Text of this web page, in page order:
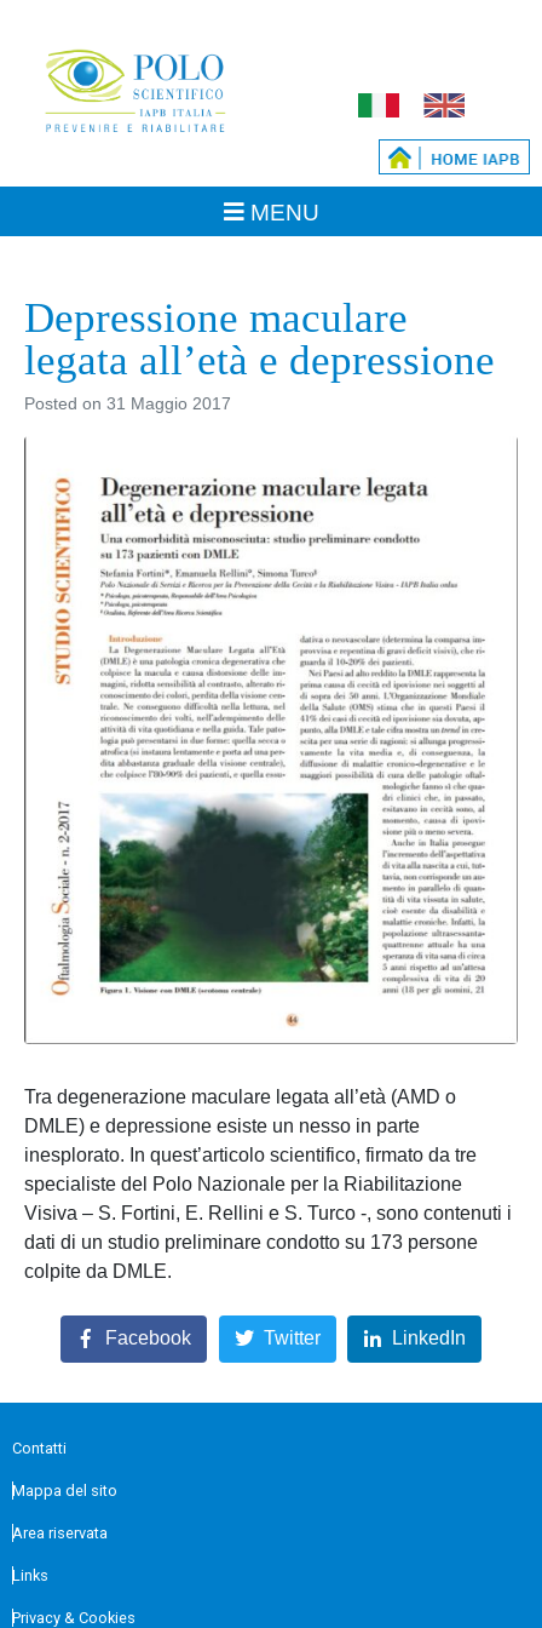
Depressione maculare
legata all’età e depressione
Posted on 31 Maggio 2017
Tra degenerazione maculare legata all’età (AMD o
DMLE) e depressione esiste un nesso in parte
inesplorato. In quest’articolo scientifico, firmato da tre
specialiste del Polo Nazionale per la Riabilitazione
Visiva – S. Fortini, E. Rellini e S. Turco -, sono contenuti i
dati di un studio preliminare condotto su 173 persone
colpite da DMLE.
Facebook Twitter LinkedIn
Contatti
Mappa del sito
Area riservata
Links
Privacy & Cookies